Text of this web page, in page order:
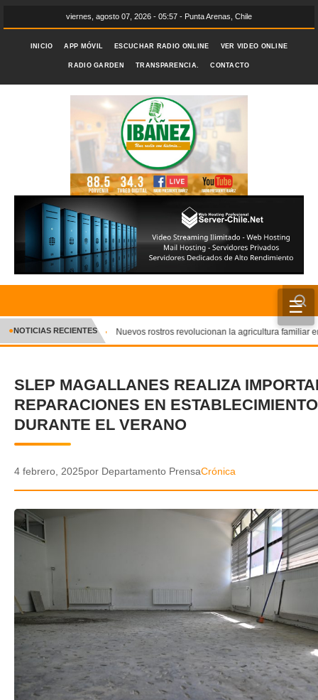
viernes, agosto 07, 2026 - 05:57 - Punta Arenas, Chile
INICIO APP MÓVIL ESCUCHAR RADIO ONLINE VER VIDEO ONLINE
RADIO GARDEN TRANSPARENCIA. CONTACTO
☰
INICIO
CRÓNICA
DEPORTES
ENTRETENIMIENTO Y CULTURA
GALERIA DE FOTOS
APP MÓVIL
TRANSPARENCIA
✕
●NOTICIAS RECIENTES Nuevos rostros revolucionan la agricultura familiar
SLEP MAGALLANES REALIZA
REPARACIONES EN
DURANTE EL VERANO
4 febrero, 2025por Departamento PrensaCrónica